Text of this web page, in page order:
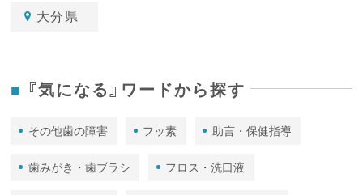
大分県
『気になる』ワードから探す
その他歯の障害 フッ素 助言・保健指導
歯みがき・歯ブラシ フロス・洗口液